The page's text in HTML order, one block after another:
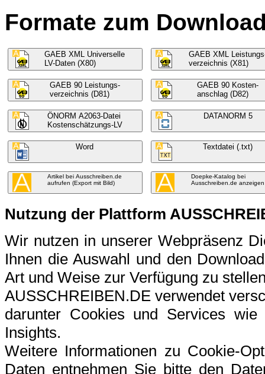
Formate zum
GAEB XML Universelle
LV-Daten (X80)
GAEB XML
verzeichnis (X81)
GAEB 90 Leistungs-
verzeichnis (D81)
GAEB 90 Kosten-
anschlag (D82)
ÖNORM A2063-Datei
Kostenschätzungs-LV
DATANORM 5
Word Textdatei (.txt)
Artikel bei Ausschreiben.de
aufrufen (Export mit Bild)
Doepke-Katalog bei
Ausschreiben.de anzeigen
Nutzung der Plattform
Wir nutzen in unserer Webpräsenz
Ihnen die Auswahl und den
Art und Weise zur Verfügung zu
AUSSCHREIBEN.DE verwendet
darunter Cookies und Services
Insights.
Weitere Informationen zu Cookie-
Daten entnehmen Sie bitte den